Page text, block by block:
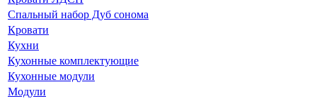
Спальный набор Дуб сонома
Кровати
Кухни
Кухонные комплектующие
Кухонные модули
Модули